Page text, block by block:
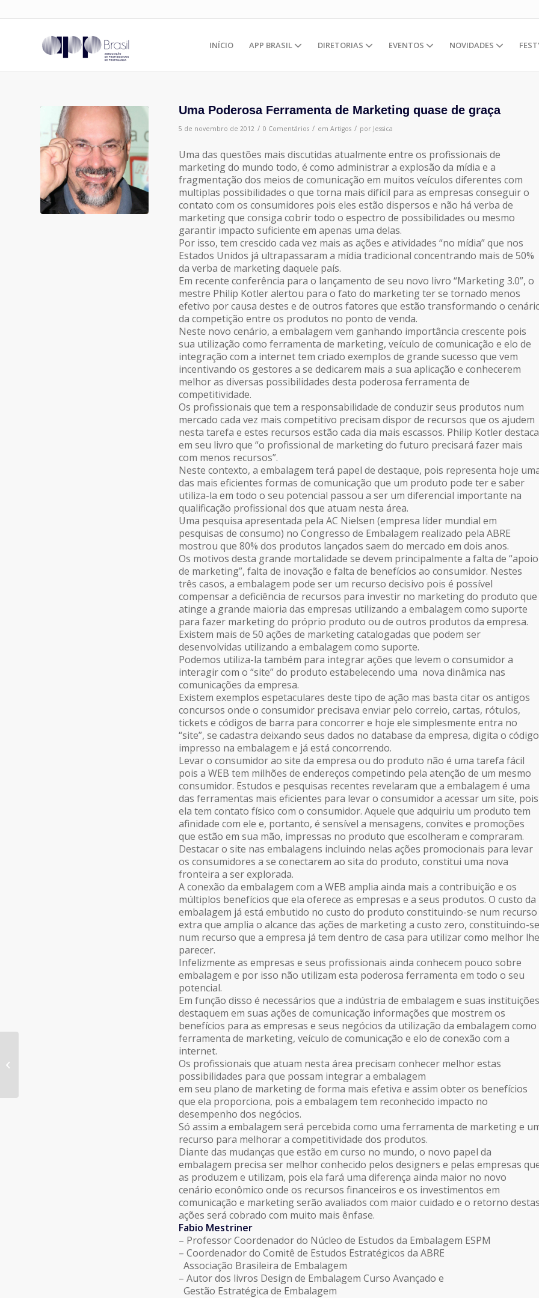
INÍCIO APP BRASIL DIRETORIAS EVENTOS NOVIDADES
Uma Poderosa Ferramenta de Marketing quase de graça
5 de novembro de 2012 / 0 Comentários / em Artigos / por Jessica
Uma das questões mais discutidas atualmente entre os profissionais de
marketing do mundo todo, é como administrar a explosão da mídia e a
fragmentação dos meios de comunicação em muitos veículos diferentes com
multiplas possibilidades o que torna mais difícil para as empresas conseguir o
contato com os consumidores pois eles estão dispersos e não há verba de
marketing que consiga cobrir todo o espectro de possibilidades ou mesmo
garantir impacto suficiente em apenas uma delas.
Por isso, tem crescido cada vez mais as ações e atividades “no mídia”que nos
Estados Unidos já ultrapassaram a mídia tradicional concentrando mais de 50%
da verba de marketing daquele país.
Em recente conferência para o lançamento de seu novo livro “Marketing 3.0”, o
mestre Philip Kotler alertou para o fato do marketing ter se tornado menos
efetivo por causa destes e de outros fatores que estão transformando o
da competição entre os produtos no ponto de venda.
Neste novo cenário, a embalagem vem ganhando importância crescente pois
sua utilização como ferramenta de marketing, veículo de comunicação e elo de
integração com a internet tem criado exemplos de grande sucesso que vem
incentivando os gestores a se dedicarem mais a sua aplicação e conhecerem
melhor as diversas possibilidades desta poderosa ferramenta de
competitividade.
Os profissionais que tem a responsabilidade de conduzir seus produtos num
mercado cada vez mais competitivo precisam dispor de recursos que os ajudem
nesta tarefa e estes recursos estão cada dia mais escassos. Philip Kotler destaca
em seu livro que “o profissional de marketing do futuro precisará fazer mais
com menos recursos”.
Neste contexto, a embalagem terá papel de destaque, pois representa hoje
das mais eficientes formas de comunicação que um produto pode ter e saber
utiliza-la em todo o seu potencial passou a ser um diferencial importante na
qualificação profissional dos que atuam nesta área.
Uma pesquisa apresentada pela AC Nielsen (empresa líder mundial em
pesquisas de consumo) no Congresso de Embalagem realizado pela ABRE
mostrou que 80% dos produtos lançados saem do mercado em dois anos.
Os motivos desta grande mortalidade se devem principalmente a falta de “apoio
de marketing”, falta de inovação e falta de benefícios ao consumidor. Nestes
três casos, a embalagem pode ser um recurso decisivo pois é possível
compensar a deficiência de recursos para investir no marketing do produto que
atinge a grande maioria das empresas utilizando a embalagem como suporte
para fazer marketing do próprio produto ou de outros produtos da empresa.
Existem mais de 50 ações de marketing catalogadas que podem ser
desenvolvidas utilizando a embalagem como suporte.
Podemos utiliza-la também para integrar ações que levem o consumidor a
interagir com o “site”do produto estabelecendo uma nova dinâmica nas
comunicações da empresa.
Existem exemplos espetaculares deste tipo de ação mas basta citar os antigos
concursos onde o consumidor precisava enviar pelo correio, cartas, rótulos,
tickets e códigos de barra para concorrer e hoje ele simplesmente entra no
“site”, se cadastra deixando seus dados no database da empresa, digita o código
impresso na embalagem e já está concorrendo.
Levar o consumidor ao site da empresa ou do produto não é uma tarefa fácil
pois a WEB tem milhões de endereços competindo pela atenção de um mesmo
consumidor. Estudos e pesquisas recentes revelaram que a embalagem é uma
das ferramentas mais eficientes para levar o consumidor a acessar um site, pois
ela tem contato físico com o consumidor. Aquele que adquiriu um produto tem
afinidade com ele e, portanto, é sensível a mensagens, convites e promoções
que estão em sua mão, impressas no produto que escolheram e compraram.
Destacar o site nas embalagens incluindo nelas ações promocionais para levar
os consumidores a se conectarem ao sita do produto, constitui uma nova
fronteira a ser explorada.
A conexão da embalagem com a WEB amplia ainda mais a contribuição e os
múltiplos benefícios que ela oferece as empresas e a seus produtos. O custo da
embalagem já está embutido no custo do produto constituindo-se num recurso
extra que amplia o alcance das ações de marketing a custo zero, constituindo-se
num recurso que a empresa já tem dentro de casa para utilizar como melhor lhe
parecer.
Infelizmente as empresas e seus profissionais ainda conhecem pouco sobre
embalagem e por isso não utilizam esta poderosa ferramenta em todo o seu
potencial.
Em função disso é necessários que a indústria de embalagem e suas instituições
destaquem em suas ações de comunicação informações que mostrem os
benefícios para as empresas e seus negócios da utilização da embalagem como
ferramenta de marketing, veículo de comunicação e elo de conexão com a
internet.
Os profissionais que atuam nesta área precisam conhecer melhor estas
possibilidades para que possam integrar a embalagem
em seu plano de marketing de forma mais efetiva e assim obter os benefícios
que ela proporciona, pois a embalagem tem reconhecido impacto no
desempenho dos negócios.
Só assim a embalagem será percebida como uma ferramenta de marketing e
recurso para melhorar a competitividade dos produtos.
Diante das mudanças que estão em curso no mundo, o novo papel da
embalagem precisa ser melhor conhecido pelos designers e pelas empresas
as produzem e utilizam, pois ela fará uma diferença ainda maior no novo
cenário econômico onde os recursos financeiros e os investimentos em
comunicação e marketing serão avaliados com maior cuidado e o retorno destas
ações será cobrado com muito mais ênfase.
Fabio Mestriner
– Professor Coordenador do Núcleo de Estudos da Embalagem ESPM
– Coordenador do Comitê de Estudos Estratégicos da ABRE
Associação Brasileira de Embalagem
– Autor dos livros Design de Embalagem Curso Avançado e
Gestão Estratégica de Embalagem